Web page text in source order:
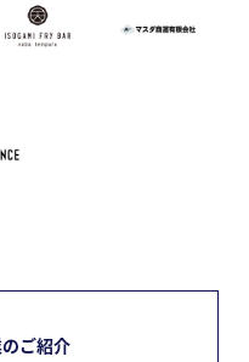
ご紹介